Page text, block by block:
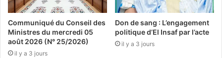
Communiqué du Conseil des
Ministres du mercredi 05
août 2026 (N° 25/2026)
il y a 3 jours
Don de sang : L’engagement
politique d’El Insaf par l’acte
il y a 3 jours